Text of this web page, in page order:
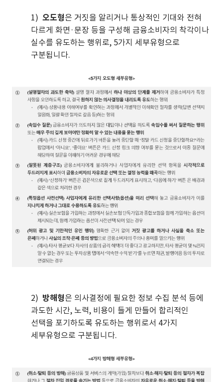
1)오도형은 거짓을 알리거나 통상적인 기대와 전혀
다르게 화면·문장 등을 구성해 금융소비자의 착각이나
실수를 유도하는 행위로, 5가지 세부유형으로
구분됩니다.
2) 방해형은 의사결정에 필요한 정보 수집 분석 등에
과도한 시간, 노력, 비용이 들게 만들어 합리적인
선택을 포기하도록 유도하는 행위로서 4가지
세부유형으로 구분됩니다.